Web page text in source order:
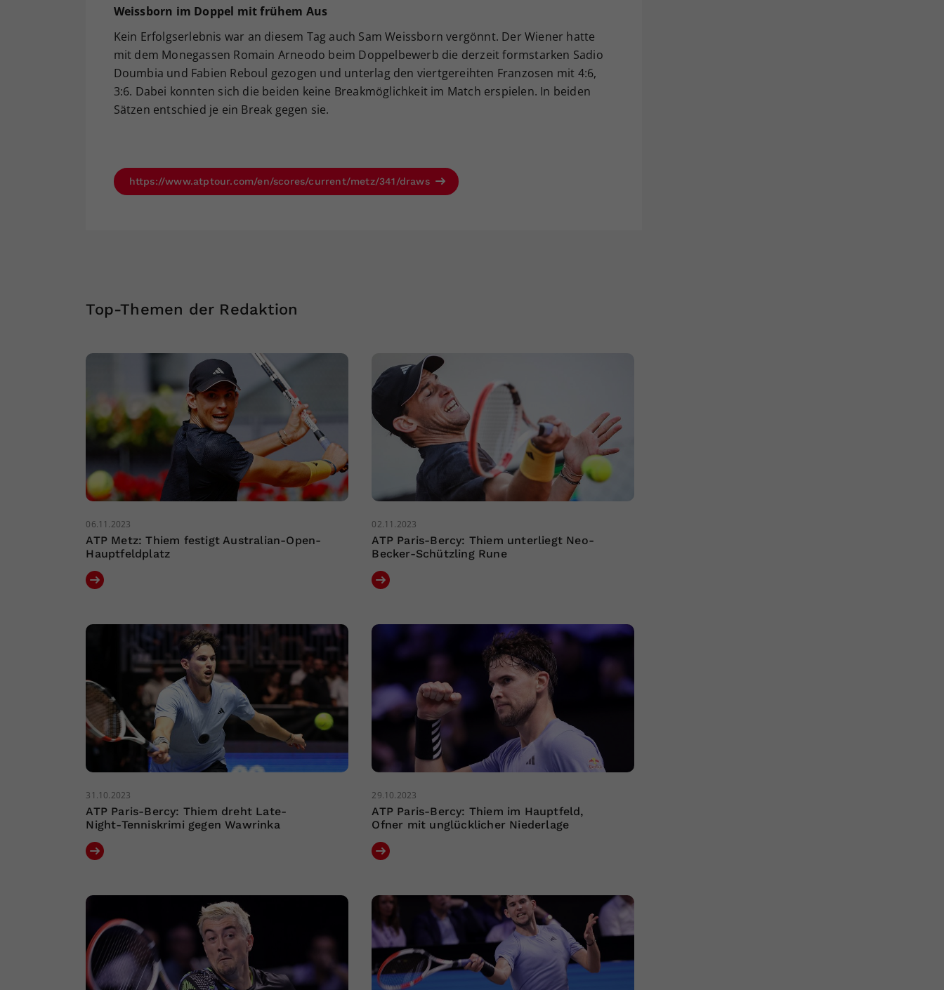
Weissborn im Doppel mit frühem Aus
Kein Erfolgserlebnis war an diesem Tag auch Sam Weissborn vergönnt. Der Wiener hatte
mit dem Monegassen Romain Arneodo beim Doppelbewerb die derzeit formstarken Sadio
Doumbia und Fabien Reboul gezogen und unterlag den viertgereihten Franzosen mit 4:6,
3:6. Dabei konnten sich die beiden keine Breakmöglichkeit im Match erspielen. In beiden
Sätzen entschied je ein Break gegen sie.
https://www.atptour.com/en/scores/current/metz/341/draws
Top-Themen der Redaktion
06.11.2023
ATP Metz: Thiem festigt Australian-Open-
Hauptfeldplatz
02.11.2023
ATP Paris-Bercy: Thiem unterliegt Neo-
Becker-Schützling Rune
31.10.2023
ATP Paris-Bercy: Thiem dreht Late-
Night-Tenniskrimi gegen Wawrinka
29.10.2023
ATP Paris-Bercy: Thiem im Hauptfeld,
Ofner mit unglücklicher Niederlage